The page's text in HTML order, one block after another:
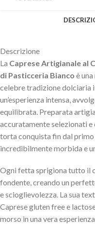
Descrizione
La Caprese Artigianale al
di Pasticceria Bianco è
celebre tradizione dolciaria
un’esperienza intensa,
equilibrata. Preparata
accuratamente selezionati
torta conquista fin dal primo
incredibilmente morbida e
Ogni fetta sprigiona tutto il
fondente, creando un
e scioglievolezza. La sua
Caprese gluten free e
morso in una vera